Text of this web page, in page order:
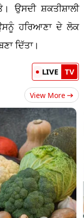
ਉਸਦੀ ਸ਼ਕਤੀਸ਼ਾਲੀ
ਹਰਿਆਣਾ ਦੇ ਲੋਕ
ਦਿੱਤਾ।
LIVE TV
View More